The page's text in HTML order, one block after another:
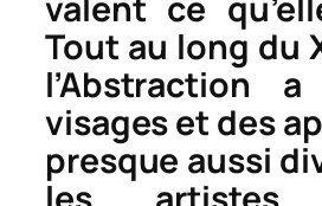
valent ce
Tout au long du
l’Abstraction
visages et des
presque aussi